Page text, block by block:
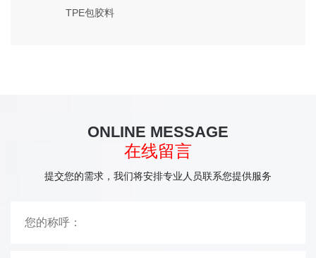
TPE包胶料
ONLINE MESSAGE
在线留言
提交您的需求，我们将安排专业人员联系您提供服务